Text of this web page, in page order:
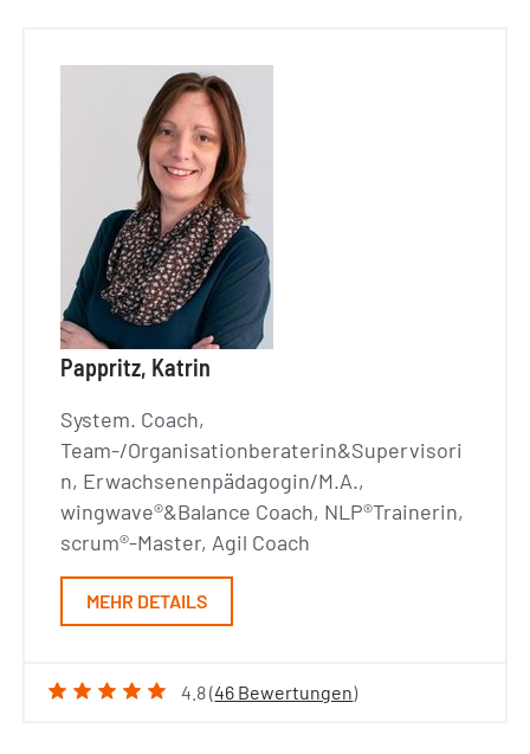
Pappritz, Katrin
System. Coach,
Team-/Organisationberaterin&Supervisori
n, Erwachsenenpädagogin/M.A.,
wingwave®&Balance Coach, NLP®Trainerin,
scrum®-Master, Agil Coach
MEHR DETAILS
4.8 (46 Bewertungen)